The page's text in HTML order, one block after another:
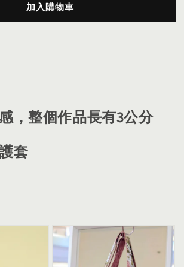
加入購物車
，整個作品長有3公分
套